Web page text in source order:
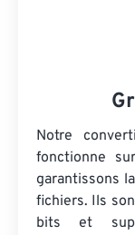
Notre
fonctionne
garantissons
fichiers. Ils
bits et